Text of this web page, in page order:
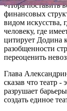
«Пора поставить
финансовых
видом искусства,
человеку, где
цитирует Додина
разобщенности
переоценить
Глава
сказав что театр -
разрушает
создать единое